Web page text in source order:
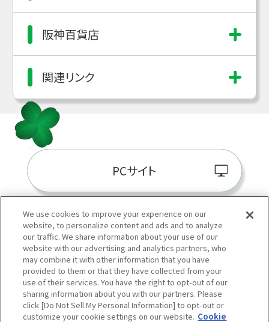
阪神百貨店
関連リンク
PCサイト
阪神百貨店E-
We use cookies to improve your experience on our
website, to personalize content and ads and to analyze
our traffic. We share information about your use of our
website with our advertising and analytics partners, who
may combine it with other information that you have
provided to them or that they have collected from your
use of their services. You have the right to opt-out of our
sharing information about you with our partners. Please
click [Do Not Sell My Personal Information] to opt-out or
customize your cookie settings on our website. Cookie